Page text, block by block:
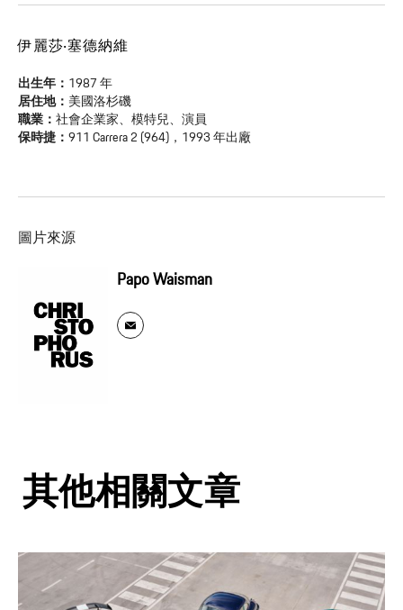
伊麗莎‧塞德納維
出生年： 1987 年
居住地： 美國洛杉磯
職業： 社會企業家、模特兒、演員
保時捷： 911 Carrera 2 (964)，1993 年出廠
圖片來源
Papo Waisman
其他相關文章